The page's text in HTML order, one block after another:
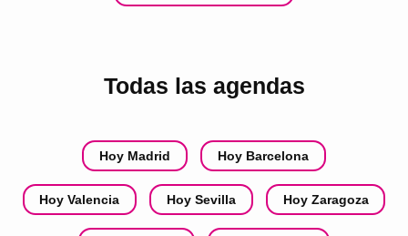
Todas las agendas
Hoy Madrid Hoy Barcelona
Hoy Valencia Hoy Sevilla Hoy Zaragoza